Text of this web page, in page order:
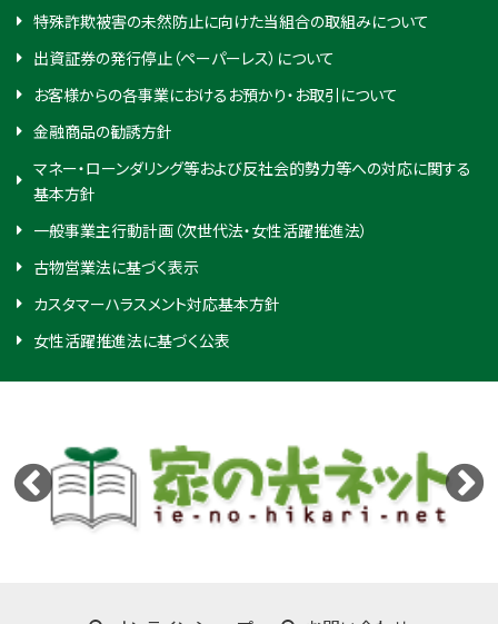
特殊詐欺被害の未然防止に向けた当組合の取組みについて
出資証券の発行停止（ペーパーレス）について
お客様からの各事業におけるお預かり・お取引について
金融商品の勧誘方針
マネー・ローンダリング等および反社会的勢力等への対応に関する
基本方針
一般事業主行動計画（次世代法・女性活躍推進法）
古物営業法に基づく表示
カスタマーハラスメント対応基本方針
女性活躍推進法に基づく公表